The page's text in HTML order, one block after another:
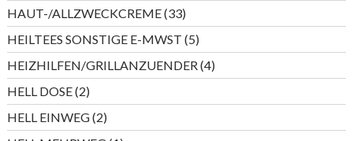
Produkte
HAUT-/ALLZWECKCREME 3333
Produkte
HEILTEES SONSTIGE E-MWST 55
Produkte
HEIZHILFEN/GRILLANZUENDER 44
Produkte
HELL DOSE 22
Produkte
HELL EINWEG 22
Produkte